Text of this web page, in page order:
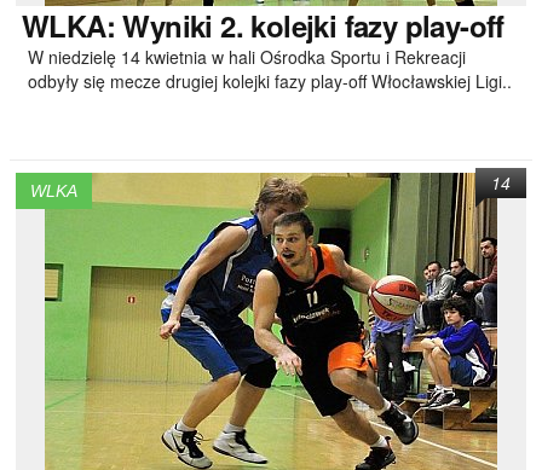
WLKA: Wyniki 2. kolejki fazy play-off
W niedzielę 14 kwietnia w hali Ośrodka Sportu i Rekreacji
odbyły się mecze drugiej kolejki fazy play-off Włocławskiej Ligi..
WLKA 14